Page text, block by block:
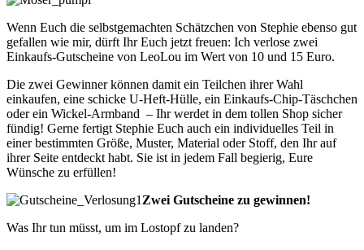
Wenn Euch die selbstgemachten Schätzchen von Stephie ebenso gut
gefallen wie mir, dürft Ihr Euch jetzt freuen: Ich verlose zwei
Einkaufs-Gutscheine von LeoLou im Wert von 10 und 15 Euro.
Die zwei Gewinner können damit ein Teilchen ihrer Wahl
einkaufen, eine schicke U-Heft-Hülle, ein Einkaufs-Chip-Täschchen
oder ein Wickel-Armband – Ihr werdet in dem tollen Shop sicher
fündig! Gerne fertigt Stephie Euch auch ein individuelles Teil in
einer bestimmten Größe, Muster, Material oder Stoff, den Ihr auf
ihrer Seite entdeckt habt. Sie ist in jedem Fall begierig, Eure
Wünsche zu erfüllen!
Zwei Gutscheine zu gewinnen!
Was Ihr tun müsst, um im Lostopf zu landen?